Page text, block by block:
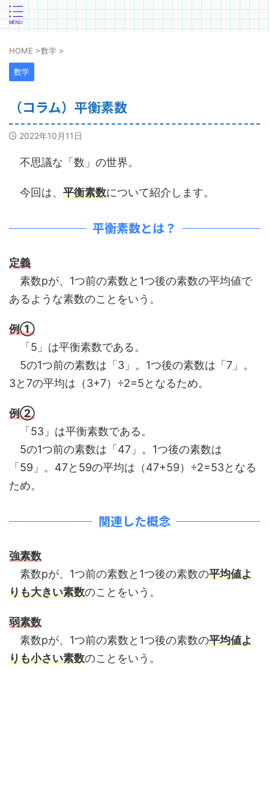
HOME >数学 >
数学
（コラム）平衡素数
2022年10月11日
不思議な「数」の世界。
今回は、 平衡素数について紹介します。
平衡素数とは？
定義
素数pが、1つ前の素数と1つ後の素数の平均値で
あるような素数のことをいう。
例①
「5」は平衡素数である。
5の1つ前の素数は「3」。1つ後の素数は「7」。
3と7の平均は（3+7）÷2=5となるため。
例②
「53」は平衡素数である。
5の1つ前の素数は「47」。1つ後の素数は
「59」。47と59の平均は（47+59）÷2=53となる
ため。
関連した概念
強素数
素数pが、1つ前の素数と1つ後の素数の平均値よ
りも大きい素数のことをいう。
弱素数
素数pが、1つ前の素数と1つ後の素数の平均値よ
りも小さい素数のことをいう。